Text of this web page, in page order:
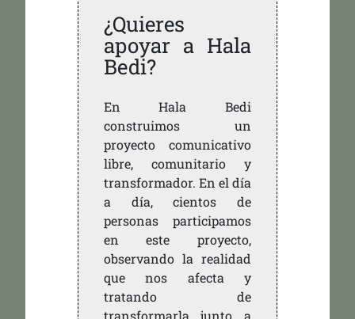
¿Quieres
apoyar a Hala
Bedi?
En Hala Bedi
construimos un
proyecto comunicativo
libre, comunitario y
transformador. En el día
a día, cientos de
personas participamos
en este proyecto,
observando la realidad
que nos afecta y
tratando de
transformarla junto a